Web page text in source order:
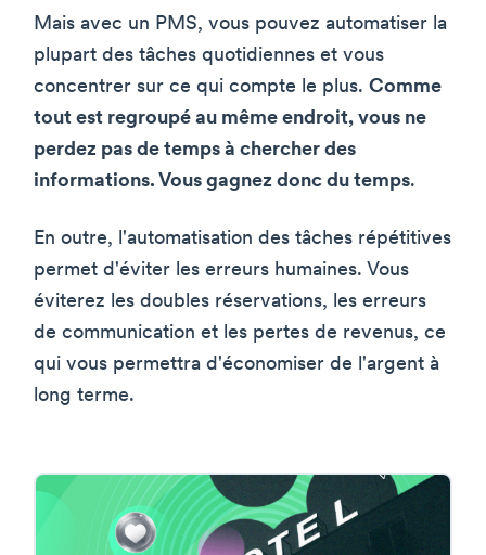
Mais avec un PMS, vous pouvez automatiser la
plupart des tâches quotidiennes et vous
concentrer sur ce qui compte le plus. Comme
tout est regroupé au même endroit, vous ne
perdez pas de temps à chercher des
informations. Vous gagnez donc du temps.
En outre, l'automatisation des tâches répétitives
permet d'éviter les erreurs humaines. Vous
éviterez les doubles réservations, les erreurs
de communication et les pertes de revenus, ce
qui vous permettra d'économiser de l'argent à
long terme.